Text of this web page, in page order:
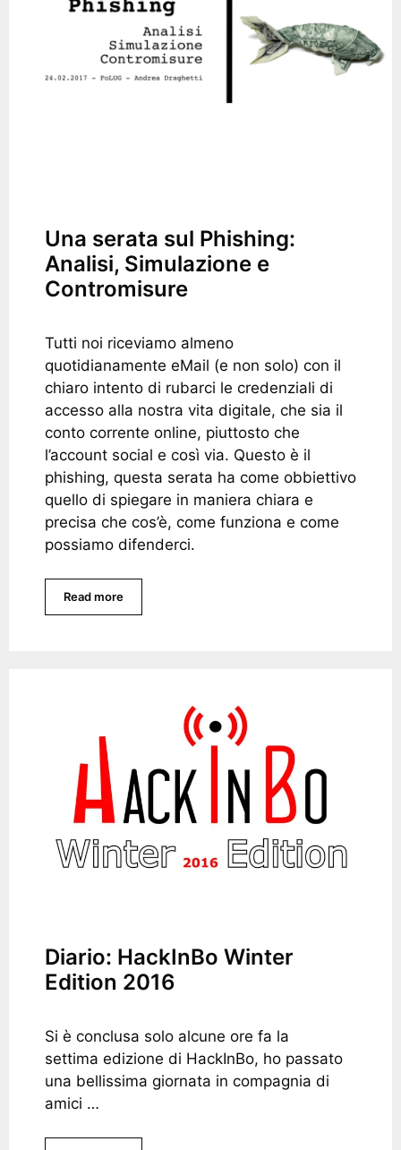
Una serata sul Phishing:
Analisi, Simulazione e
Contromisure
Tutti noi riceviamo almeno
quotidianamente eMail (e non solo) con il
chiaro intento di rubarci le credenziali di
accesso alla nostra vita digitale, che sia il
conto corrente online, piuttosto che
l’account social e così via. Questo è il
phishing, questa serata ha come obbiettivo
quello di spiegare in maniera chiara e
precisa che cos’è, come funziona e come
possiamo difenderci.
Read more
Diario: HackInBo Winter
Edition 2016
Si è conclusa solo alcune ore fa la
settima edizione di HackInBo, ho passato
una bellissima giornata in compagnia di
amici …